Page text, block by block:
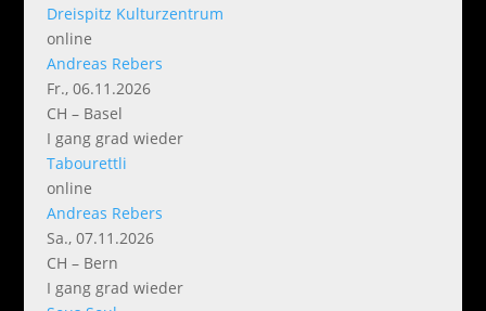
Dreispitz Kulturzentrum
online
Andreas Rebers
Fr., 06.11.2026
CH – Basel
I gang grad wieder
Tabourettli
online
Andreas Rebers
Sa., 07.11.2026
CH – Bern
I gang grad wieder